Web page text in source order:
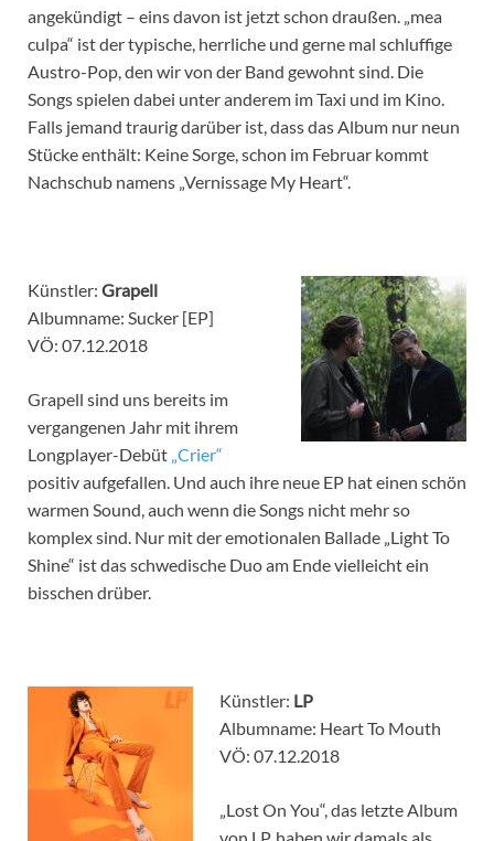
angekündigt – eins davon ist jetzt schon draußen. „mea
culpa“ ist der typische, herrliche und gerne mal schluffige
Austro-Pop, den wir von der Band gewohnt sind. Die
Songs spielen dabei unter anderem im Taxi und im Kino.
Falls jemand traurig darüber ist, dass das Album nur neun
Stücke enthält: Keine Sorge, schon im Februar kommt
Nachschub namens „Vernissage My Heart“.
Künstler: Grapell
Albumname: Sucker [EP]
VÖ: 07.12.2018
Grapell sind uns bereits im
vergangenen Jahr mit ihrem
Longplayer-Debüt „Crier“
positiv aufgefallen. Und auch ihre neue EP hat einen schön
warmen Sound, auch wenn die Songs nicht mehr so
komplex sind. Nur mit der emotionalen Ballade „Light To
Shine“ ist das schwedische Duo am Ende vielleicht ein
bisschen drüber.
Künstler: LP
Albumname: Heart To Mouth
VÖ: 07.12.2018
„Lost On You“, das letzte Album
von LP, haben wir damals als